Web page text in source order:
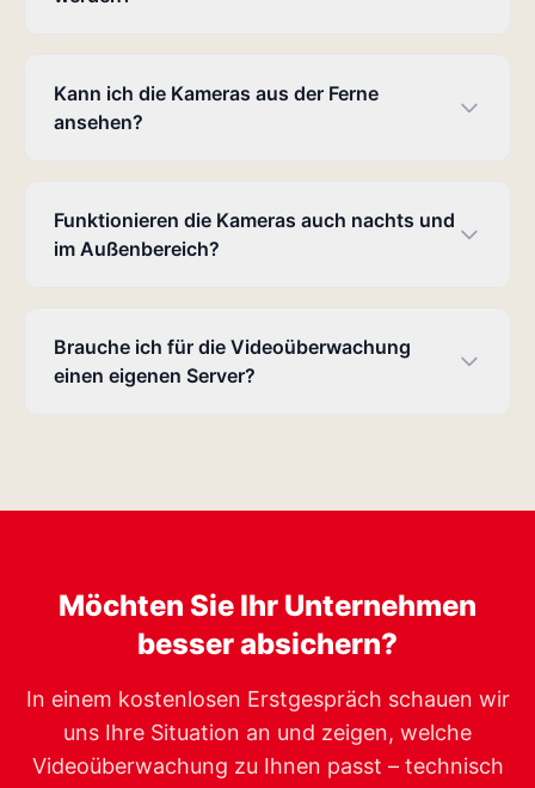
Kann ich die Kameras aus der Ferne
ansehen?
Funktionieren die Kameras auch nachts und
im Außenbereich?
Brauche ich für die Videoüberwachung
einen eigenen Server?
Möchten Sie Ihr Unternehmen
besser absichern?
In einem kostenlosen Erstgespräch schauen wir
uns Ihre Situation an und zeigen, welche
Videoüberwachung zu Ihnen passt – technisch